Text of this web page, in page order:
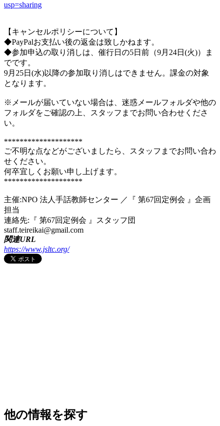
usp=sharing
【キャンセルポリシーについて】
◆PayPalお支払い後の返金は致しかねます。
◆参加申込の取り消しは、催行日の5日前（9月24日(火)）ま
でです。
9月25日(水)以降の参加取り消しはできません。課金の対象
となります。
※メールが届いていない場合は、迷惑メールフォルダや他の
フォルダをご確認の上、スタッフまでお問い合わせくださ
い。
********************
ご不明な点などがございましたら、スタッフまでお問い合わ
せください。
何卒宜しくお願い申し上げます。
********************
主催:NPO 法人手話教師センター ／『 第67回定例会 』企画
担当
連絡先:『 第67回定例会 』スタッフ団
staff.teireikai@gmail.com
関連URL
https://www.jsltc.org/
他の情報を探す